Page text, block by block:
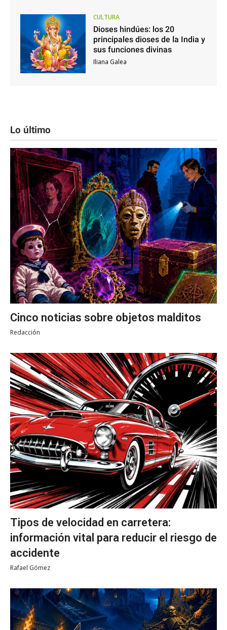
CULTURA
Dioses hindúes: los 20
principales dioses de la India y
sus funciones divinas
Iliana Galea
Lo último
Cinco noticias sobre objetos malditos
Redacción
Tipos de velocidad en carretera:
información vital para reducir el riesgo de
accidente
Rafael Gómez